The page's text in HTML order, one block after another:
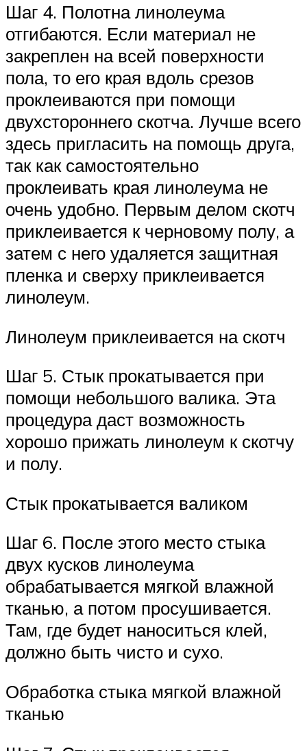
Шаг 4. Полотна линолеума
отгибаются. Если материал не
закреплен на всей поверхности
пола, то его края вдоль срезов
проклеиваются при помощи
двухстороннего скотча. Лучше всего
здесь пригласить на помощь друга,
так как самостоятельно
проклеивать края линолеума не
очень удобно. Первым делом скотч
приклеивается к черновому полу, а
затем с него удаляется защитная
пленка и сверху приклеивается
линолеум.
Линолеум приклеивается на скотч
Шаг 5. Стык прокатывается при
помощи небольшого валика. Эта
процедура даст возможность
хорошо прижать линолеум к скотчу
и полу.
Стык прокатывается валиком
Шаг 6. После этого место стыка
двух кусков линолеума
обрабатывается мягкой влажной
тканью, а потом просушивается.
Там, где будет наноситься клей,
должно быть чисто и сухо.
Обработка стыка мягкой влажной
тканью